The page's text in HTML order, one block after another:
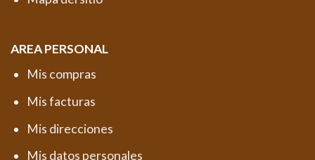
AREA PERSONAL
Mis compras
Mis facturas
Mis direcciones
Mis datos personales